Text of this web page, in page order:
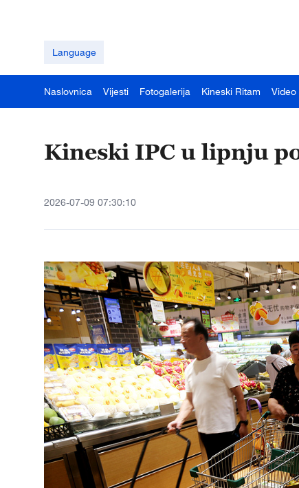
Language
Naslovnica Vijesti Fotogalerija Kineski Ritam Video
Kineski IPC u lipnju
2026-07-09 07:30:10